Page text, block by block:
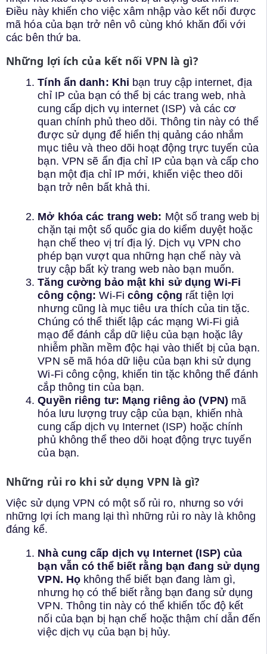
Điều này khiến cho việc xâm nhập vào kết nối được
mã hóa của bạn trở nên vô cùng khó khăn đối với
các bên thứ ba.
Những lợi ích của kết nối VPN là gì?
Tính ẩn danh: Khi bạn truy cập internet, địa
chỉ IP của bạn có thể bị các trang web, nhà
cung cấp dịch vụ internet (ISP) và các cơ
quan chính phủ theo dõi. Thông tin này có thể
được sử dụng để hiển thị quảng cáo nhắm
mục tiêu và theo dõi hoạt động trực tuyến của
bạn. VPN sẽ ẩn địa chỉ IP của bạn và cấp cho
bạn một địa chỉ IP mới, khiến việc theo dõi
bạn trở nên bất khả thi.
Mở khóa các trang web: Một số trang web bị
chặn tại một số quốc gia do kiểm duyệt hoặc
hạn chế theo vị trí địa lý. Dịch vụ VPN cho
phép bạn vượt qua những hạn chế này và
truy cập bất kỳ trang web nào bạn muốn.
Tăng cường bảo mật khi sử dụng Wi-Fi
công cộng:Wi-Ficông cộng rất tiện lợi
nhưng cũng là mục tiêu ưa thích của tin tặc.
Chúng có thể thiết lập các mạng Wi-Fi giả
mạo để đánh cắp dữ liệu của bạn hoặc lây
nhiễm phần mềm độc hại vào thiết bị của bạn.
VPN sẽ mã hóa dữ liệu của bạn khi sử dụng
Wi-Fi công cộng, khiến tin tặc không thể đánh
cắp thông tin của bạn.
Quyền riêng tư: Mạng riêng ảo (VPN) mã
hóa lưu lượng truy cập của bạn, khiến nhà
cung cấp dịch vụ Internet (ISP) hoặc chính
phủ không thể theo dõi hoạt động trực tuyến
của bạn.
Những rủi ro khi sử dụng VPN là gì?
Việc sử dụng VPN có một số rủi ro, nhưng so với
những lợi ích mang lại thì những rủi ro này là không
đáng kể.
Nhà cung cấp dịch vụ Internet (ISP) của
bạn vẫn có thể biết rằng bạn đang sử dụng
VPN. Họ không thể biết bạn đang làm gì,
nhưng họ có thể biết rằng bạn đang sử dụng
VPN. Thông tin này có thể khiến tốc độ kết
nối của bạn bị hạn chế hoặc thậm chí dẫn đến
việc dịch vụ của bạn bị hủy.